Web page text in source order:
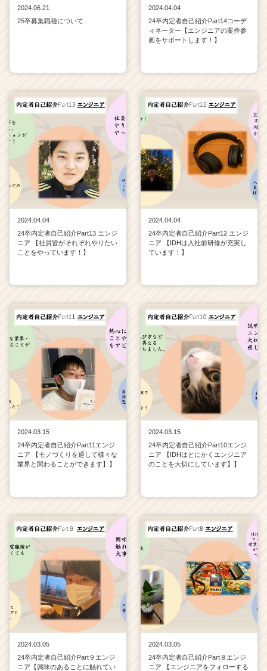
2024.06.21
25卒募集職種について
2024.04.04
24卒内定者自己紹介Part14コーデ
ィネーター【エンジニアの案件参
画をサポートします！】
2024.04.04
24卒内定者自己紹介Part13 エンジ
ニア 【社員皆がそれぞれやりたい
ことをやっています！】
2024.04.04
24卒内定者自己紹介Part12 エンジ
ニア 【IDHは入社前研修が充実し
ています！】
2024.03.15
24卒内定者自己紹介Part11エンジ
ニア 【モノづくりを通して様々な
業界と関わることができます】】
2024.03.15
24卒内定者自己紹介Part10エンジ
ニア 【IDHはとにかくエンジニア
のことを大切にしています】】
2024.03.05
24卒内定者自己紹介Part９エンジ
ニア【興味のあることに触れてい
2024.03.05
24卒内定者自己紹介Part８エンジ
ニア 【エンジニアをフォローする